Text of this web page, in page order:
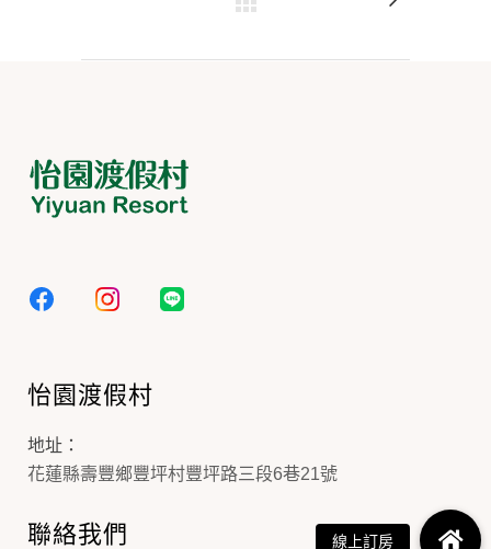
怡園渡假村
地址：
花蓮縣壽豐鄉豐坪村豐坪路三段6巷21號
聯絡我們